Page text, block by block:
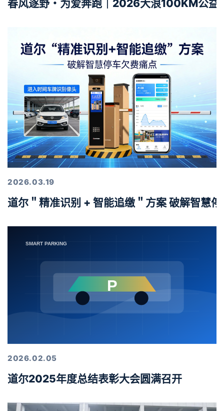
春风逐野・为爱奔跑｜2026大浪100KM公益
2026.03.19
道尔＂精准识别 + 智能追缴＂方案 破解智慧
2026.02.05
道尔2025年度总结表彰大会圆满召开